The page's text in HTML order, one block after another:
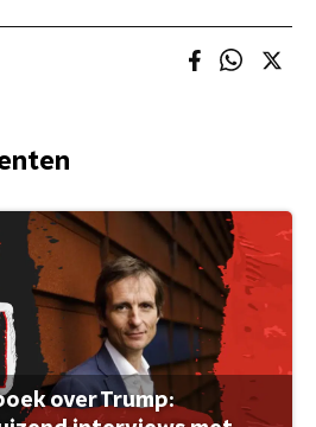
over Trump: